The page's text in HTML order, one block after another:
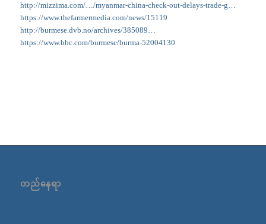
http://mizzima.com/…/myanmar-china-check-out-delays-trade-g…
https://www.thefarmermedia.com/news/15119
http://burmese.dvb.no/archives/385089…
https://www.bbc.com/burmese/burma-52004130
တည်နေရာ